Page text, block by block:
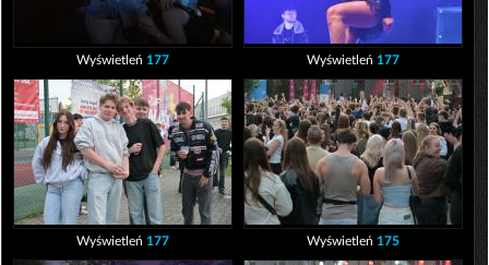
Wyświetleń 177 Wyświetleń 177
Wyświetleń 177 Wyświetleń 175